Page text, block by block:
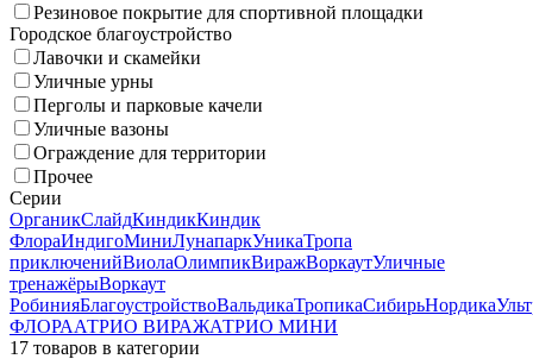
Резиновое покрытие для спортивной площадки
Городское благоустройство
Лавочки и скамейки
Уличные урны
Перголы и парковые качели
Уличные вазоны
Ограждение для территории
Прочее
Серии
ОрганикСлайдКиндикКиндик
ФлораИндигоМиниЛунапаркУникаТропа
приключенийВиолаОлимпикВиражВоркаутУличные
тренажёрыВоркаут
РобинияБлагоустройствоВальдикаТропикаСибирьНордика
ФЛОРААТРИО ВИРАЖАТРИО МИНИ
17 товаров в категории